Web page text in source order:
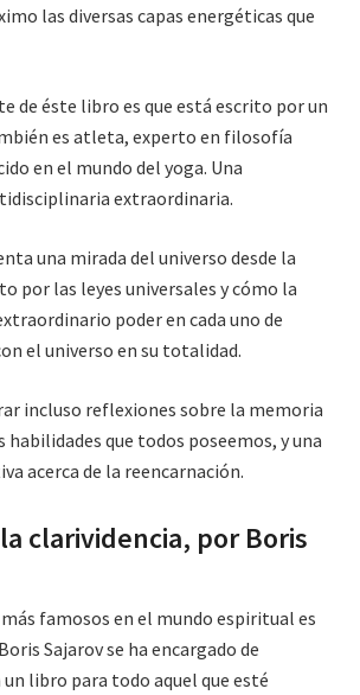
las diversas capas energéticas que
de éste libro es que está escrito por un
es atleta, experto en filosofía
en el mundo del yoga. Una
extraordinaria.
una mirada del universo desde la
por las leyes universales y cómo la
poder en cada uno de
el universo en su totalidad.
incluso reflexiones sobre la memoria
habilidades que todos poseemos, y una
acerca de la reencarnación.
clarividencia, por Boris
famosos en el mundo espiritual es
Sajarov se ha encargado de
libro para todo aquel que esté